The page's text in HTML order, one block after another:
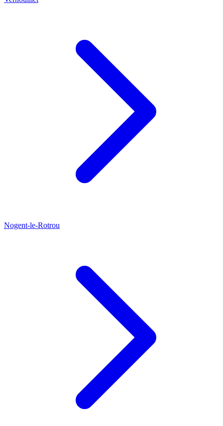
Nogent-le-Rotrou